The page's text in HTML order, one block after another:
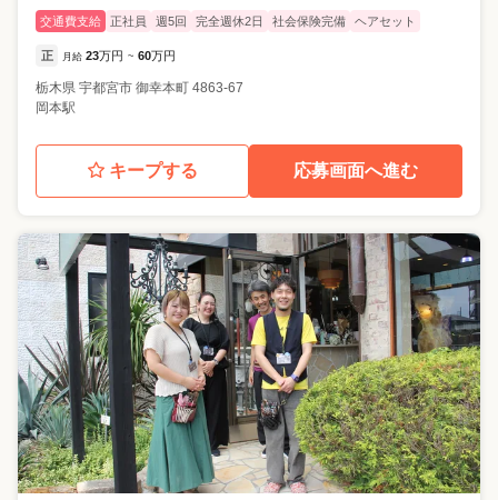
交通費支給 正社員 週5回 完全週休2日 社会保険完備 ヘアセット
正 月給 23万円 ~ 60万円
栃木県 宇都宮市 御幸本町 4863-67
岡本駅
キープする 応募画面へ進む